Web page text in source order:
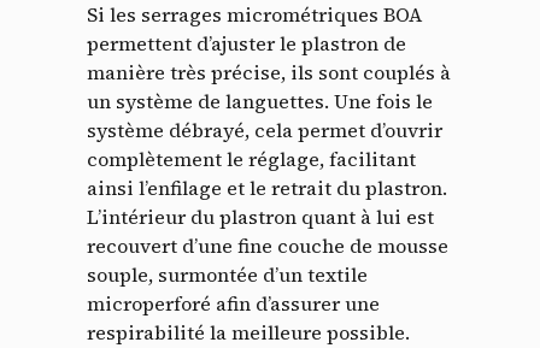
Si les serrages micrométriques BOA
permettent d’ajuster le plastron de
manière très précise, ils sont couplés à
un système de languettes. Une fois le
système débrayé, cela permet d’ouvrir
complètement le réglage, facilitant
ainsi l’enfilage et le retrait du plastron.
L’intérieur du plastron quant à lui est
recouvert d’une fine couche de mousse
souple, surmontée d’un textile
microperforé afin d’assurer une
respirabilité la meilleure possible.